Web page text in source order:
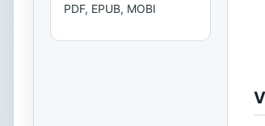
PDF, EPUB, MOBI